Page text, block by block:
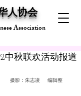
人协会
Association
中秋联欢活动报道